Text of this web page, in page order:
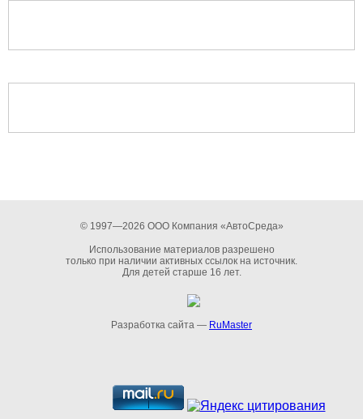
© 1997—2026 ООО Компания «АвтоСреда»
Использование материалов разрешено
только при наличии активных ссылок на источник.
Для детей старше 16 лет.
Разработка сайта — RuMaster